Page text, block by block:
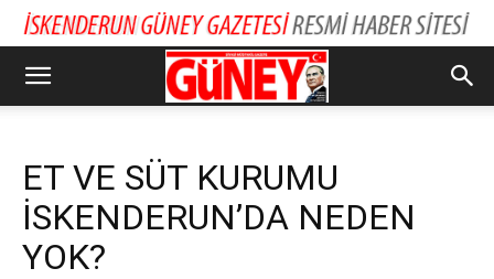
ET VE SÜT KURUMU
İSKENDERUN’DA NEDEN
YOK?